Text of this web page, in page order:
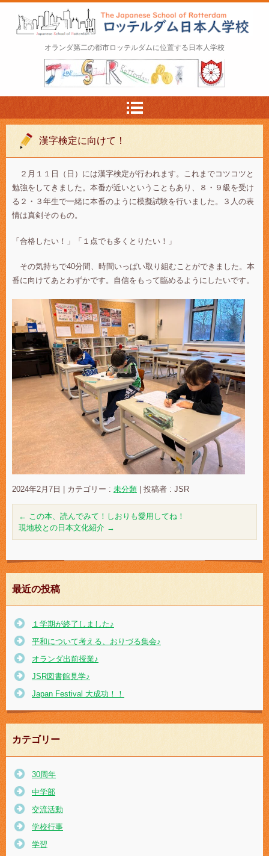
ロッテルダム日本人学校 The Japanese Schoo
l of Rotterdam
オランダ第二の都市ロッテルダムに位置する日本人学校
漢字検定に向けて！
２月１１日（日）には漢字検定が行われます。これまでコツコツと
勉強をしてきました。本番が近いということもあり、８・９級を受け
る２・３年生で一緒に本番のように模擬試験を行いました。３人の表
情は真剣そのもの。
「合格したい！」「１点でも多くとりたい！」
その気持ちで40分間、時間いっぱい取り組むことができました。本
番に向けてあとわずかです。自信をもって臨めるようにしたいです。
2024年2月7日 | カテゴリー : 未分類 | 投稿者 : JSR
← この本、読んでみて！しおりも愛用してね！
現地校との日本文化紹介 →
最近の投稿
１学期が終了しました♪
平和について考える、おりづる集会♪
オランダ出前授業♪
JSR図書館見学♪
Japan Festival 大成功！！
カテゴリー
30周年
中学部
交流活動
学校行事
学習